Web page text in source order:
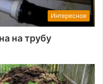
Интересное
на трубу